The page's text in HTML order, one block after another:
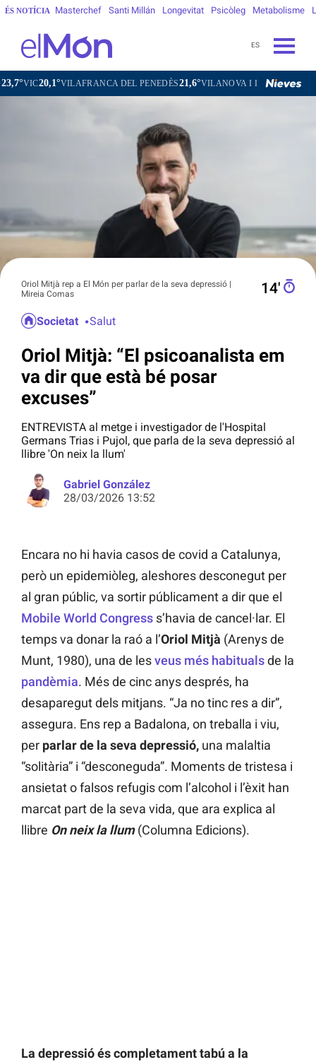
ÉS NOTÍCIA Masterchef Santi Millán Longevitat Psicòleg Metabolisme
ES
DEL PENEDÈS21,6°VILANOVA I LA GELTRÚ24,2° LA SEU
Oriol Mitjà rep a El Món per parlar de la seva depressió |
Mireia Comas
14′
Societat Salut
Oriol Mitjà: “El psicoanalista em
va dir que està bé posar
excuses”
ENTREVISTA al metge i investigador de l'Hospital
Germans Trias i Pujol, que parla de la seva depressió al
llibre 'On neix la llum'
Gabriel González
28/03/2026 13:52
Encara no hi havia casos de covid a Catalunya,
però un epidemiòleg, aleshores desconegut per
al gran públic, va sortir públicament a dir que el
Mobile World Congress s’havia de cancel·lar. El
temps va donar la raó a l’Oriol Mitjà (Arenys de
Munt, 1980), una de lesveus més habitualsde la
pandèmia. Més de cinc anys després, ha
desaparegut dels mitjans. “Ja no tinc res a dir”,
assegura. Ens rep a Badalona, on treballa i viu,
per parlar de la seva depressió, una malaltia
“solitària” i “desconeguda”. Moments de tristesa i
ansietat o falsos refugis com l’alcohol i l’èxit han
marcat part de la seva vida, que ara explica al
llibre On neix la llum(Columna Edicions).
La depressió és completament tabú a la